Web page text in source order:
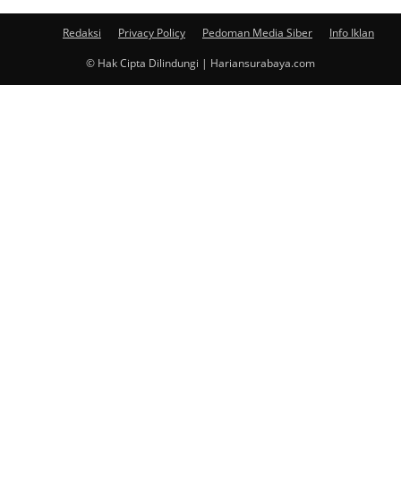
Redaksi Privacy Policy Pedoman Media Siber
Info Iklan
© Hak Cipta Dilindungi | Hariansurabaya.com